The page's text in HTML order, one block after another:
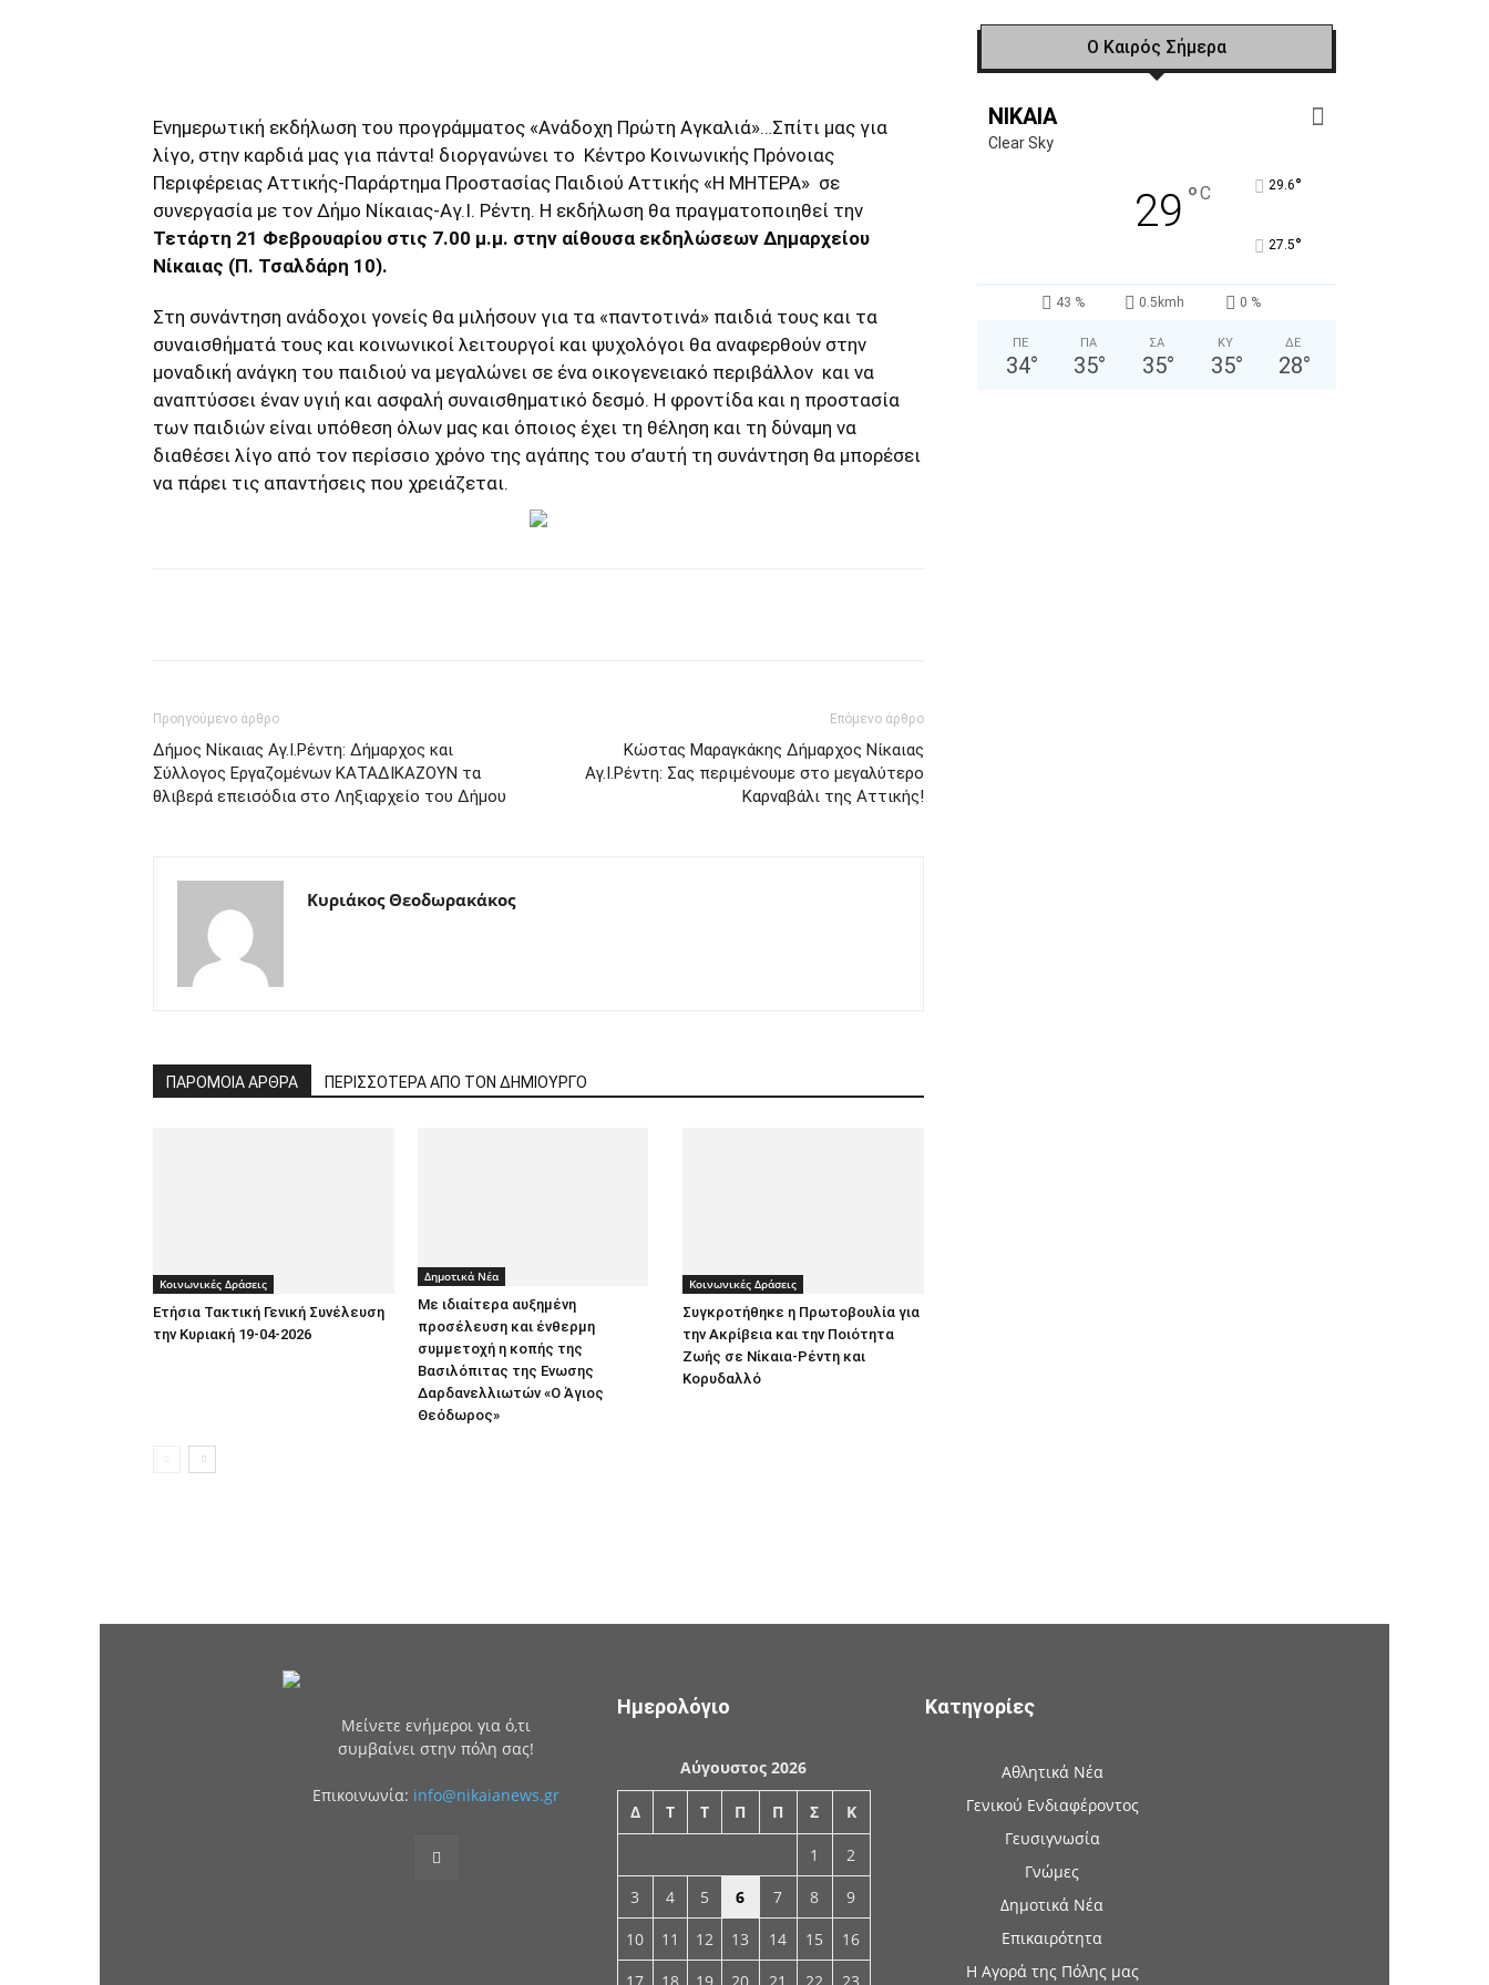
Ενημερωτική εκδήλωση του προγράμματος «Ανάδοχη Πρώτη Αγκαλιά»…Σπίτι μας για
λίγο, στην καρδιά μας για πάντα! διοργανώνει το Κέντρο Κοινωνικής Πρόνοιας
Περιφέρειας Αττικής-Παράρτημα Προστασίας Παιδιού Αττικής «Η ΜΗΤΕΡΑ» σε
συνεργασία με τον Δήμο Νίκαιας-Αγ.Ι. Ρέντη. Η εκδήλωση θα πραγματοποιηθεί την
Τετάρτη 21 Φεβρουαρίου στις 7.00 μ.μ. στην αίθουσα εκδηλώσεων Δημαρχείου
Νίκαιας (Π. Τσαλδάρη 10).
Στη συνάντηση ανάδοχοι γονείς θα μιλήσουν για τα «παντοτινά» παιδιά τους και τα
συναισθήματά τους και κοινωνικοί λειτουργοί και ψυχολόγοι θα αναφερθούν στην
μοναδική ανάγκη του παιδιού να μεγαλώνει σε ένα οικογενειακό περιβάλλον και να
αναπτύσσει έναν υγιή και ασφαλή συναισθηματικό δεσμό. Η φροντίδα και η προστασία
των παιδιών είναι υπόθεση όλων μας και όποιος έχει τη θέληση και τη δύναμη να
διαθέσει λίγο από τον περίσσιο χρόνο της αγάπης του σ’αυτή τη συνάντηση θα μπορέσει
να πάρει τις απαντήσεις που χρειάζεται.
Προηγούμενο άρθρο
Δήμος Νίκαιας Αγ.Ι.Ρέντη: Δήμαρχος και
Σύλλογος Εργαζομένων ΚΑΤΑΔΙΚΑΖΟΥΝ τα
θλιβερά επεισόδια στο Ληξιαρχείο του Δήμου
Επόμενο άρθρο
Kώστας Μαραγκάκης Δήμαρχος Νίκαιας
Αγ.Ι.Ρέντη: Σας περιμένουμε στο μεγαλύτερο
Καρναβάλι της Αττικής!
Κυριάκος Θεοδωρακάκος
ΠΑΡΟΜΟΙΑ ΑΡΘΡΑ ΠΕΡΙΣΣΟΤΕΡΑ ΑΠΟ ΤΟΝ ΔΗΜΙΟΥΡΓΟ
Κοινωνικές Δράσεις
Ετήσια Τακτική Γενική Συνέλευση
την Κυριακή 19-04-2026
Δημοτικά Νέα
Με ιδιαίτερα αυξημένη
προσέλευση και ένθερμη
συμμετοχή η κοπής της
Βασιλόπιτας της Ενωσης
Δαρδανελλιωτών «Ο Άγιος
Θεόδωρος»
Κοινωνικές Δράσεις
Συγκροτήθηκε η Πρωτοβουλία για
την Ακρίβεια και την Ποιότητα
Ζωής σε Νίκαια-Ρέντη και
Κορυδαλλό
Ο Καιρός Σήμερα
NIKAIA
Clear Sky
29 °C 29.6°
27.5°
43 % 0.5kmh 0 %
ΠΕ
34°
ΠΑ
35°
ΣΑ
35°
ΚΥ
35°
ΔΕ
28°
Μείνετε ενήμεροι για ό,τι
συμβαίνει στην πόλη σας!
Επικοινωνία: info@nikaianews.gr
Ημερολόγιο
Αύγουστος 2026
Δ Τ Τ Π Π Σ Κ
1
2
3
4 5 6 7 8
9
10
11 12 13 14 15
16
Κατηγορίες
Αθλητικά Νέα
Γενικού Ενδιαφέροντος
Γευσιγνωσία
Γνώμες
Δημοτικά Νέα
Επικαιρότητα
Η Αγορά της Πόλης μας